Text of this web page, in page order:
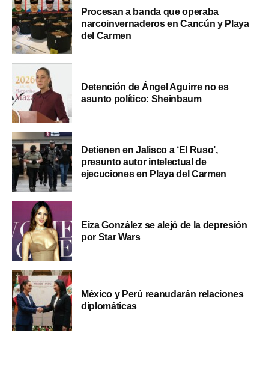
Procesan a banda que operaba
narcoinvernaderos en Cancún y Playa
del Carmen
Detención de Ángel Aguirre no es
asunto político: Sheinbaum
Detienen en Jalisco a ‘El Ruso’,
presunto autor intelectual de
ejecuciones en Playa del Carmen
Eiza González se alejó de la depresión
por Star Wars
México y Perú reanudarán relaciones
diplomáticas